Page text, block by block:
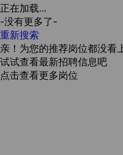
正在加载...
-没有更多了-
重新搜索
亲！为您的推荐岗位都没看
试试查看最新招聘信息吧
点击查看更多岗位